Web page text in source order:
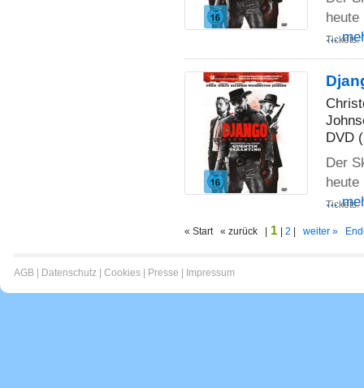
heute
...
Tickets:
DVD
Der
heute
...
Tickets:
« Start « zurück | 1 2 weiter »
AGB Datenschutz Cookies Presse Impressum